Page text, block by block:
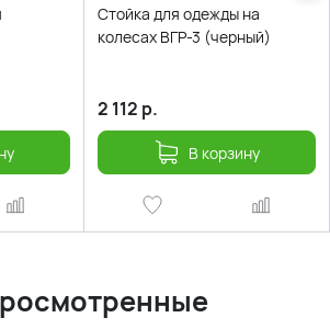
Стойка для одежды на
колесах ВГР-3 (черный)
2 112 р.
В корзину